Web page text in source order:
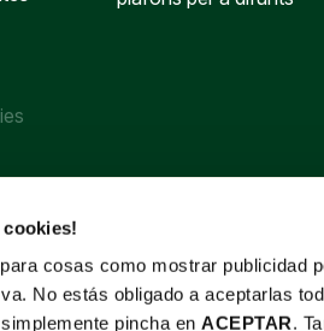
cookies!
cosas como mostrar publicidad
No estás obligado a aceptarlas
pincha enACEPTAR.